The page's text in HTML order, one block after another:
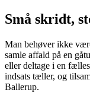
Små skridt,
Man behøver ikke
samle affald på en
eller deltage i en
indsats tæller, og
Ballerup.